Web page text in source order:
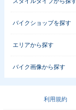
バイクショップを探す
エリアから探す
バイク画像から探す
利用規約